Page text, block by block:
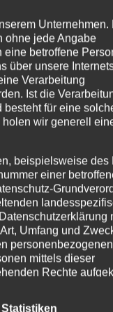
Unternehmen.
ohne jede Angabe
betroffene
über unsere
Verarbeitung
Ist die
besteht für eine
wir generell
beispielsweise des
einer
Umfang und
mittels dieser
Rechte
zahlreiche
Statistiken